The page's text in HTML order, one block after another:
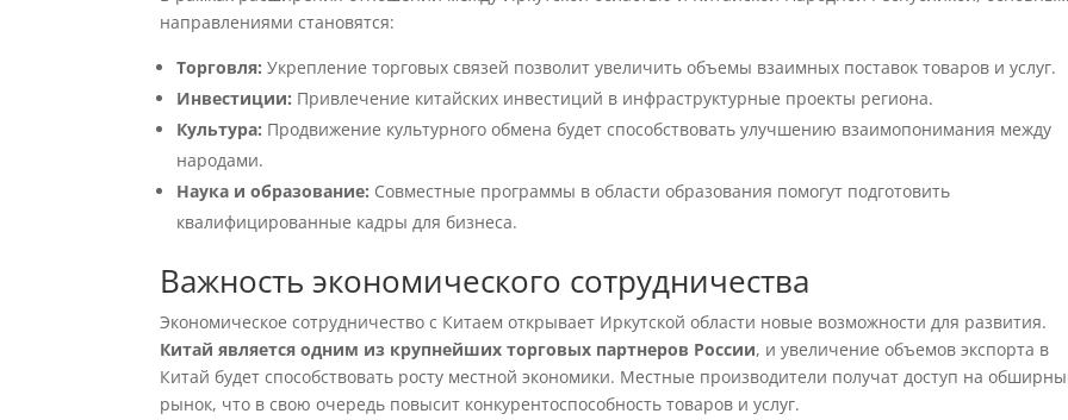
направлениями становятся:
Торговля: Укрепление торговых связей позволит увеличить объемы взаимных поставок товаров и услуг.
Инвестиции: Привлечение китайских инвестиций в инфраструктурные проекты региона.
Культура: Продвижение культурного обмена будет способствовать улучшению взаимопонимания между
народами.
Наука и образование: Совместные программы в области образования помогут подготовить
квалифицированные кадры для бизнеса.
Важность экономического сотрудничества
Экономическое сотрудничество с Китаем открывает Иркутской области новые возможности для развития.
Китай является одним из крупнейших торговых партнеров России, и увеличение объемов экспорта в
Китай будет способствовать росту местной экономики. Местные производители получат доступ на
рынок, что в свою очередь повысит конкурентоспособность товаров и услуг.